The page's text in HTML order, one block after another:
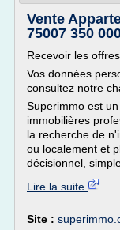
Vente
75007 350
Recevoir les
Vos données
consultez notre
Superimmo est
immobilières
la recherche de
ou localement et
décisionnel,
Lire la suite
Site :